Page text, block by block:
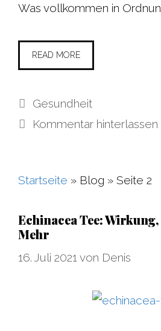
Was vollkommen in
READ MORE
Kategorien
Gesundheit
Kommentar hinterlassen
Startseite » Blog » Seite 2
Echinacea Tee:
Mehr
16. Juli 2021 von Denis